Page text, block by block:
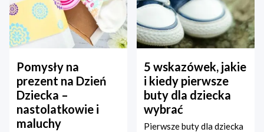
Pomysły na
prezent na Dzień
Dziecka –
nastolatkowie i
maluchy
5 wskazówek, jakie
i kiedy pierwsze
buty dla dziecka
wybrać
Pierwsze buty dla dziecka